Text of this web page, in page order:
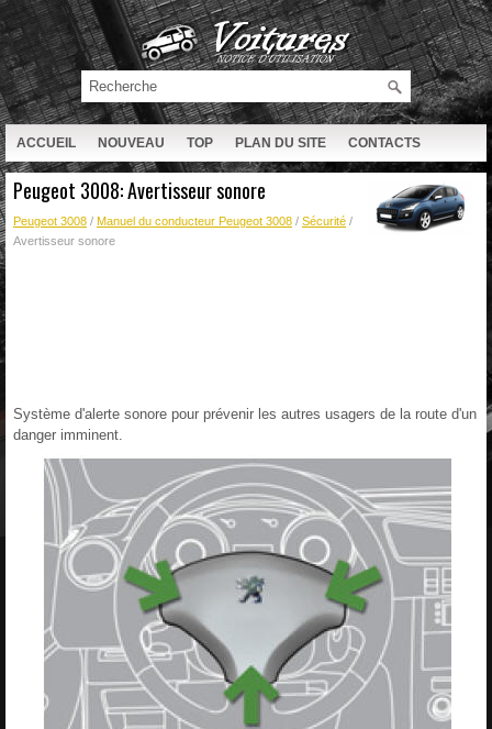
ACCUEIL NOUVEAU TOP PLAN DU SITE CONTACTS
RECHERCHE
Peugeot 3008: Avertisseur sonore
Peugeot 3008 / Manuel du conducteur Peugeot 3008 / Sécurité /
Avertisseur sonore
Système d'alerte sonore pour prévenir les autres usagers de la route d'un
danger imminent.